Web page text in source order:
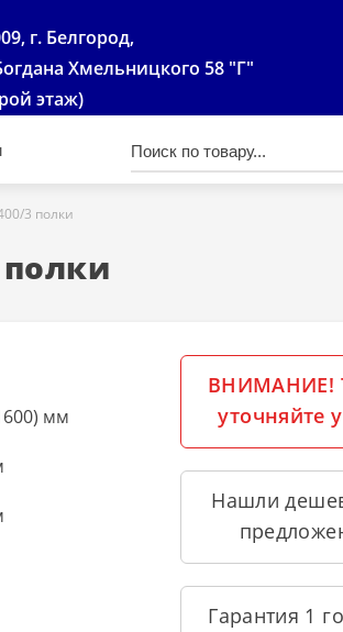
г. Белгород,
Хмельницкого 58 "Г"
этаж)
3 полки
мм
ВНИМАНИЕ!
уточняйте
Нашли
Гарантия 1